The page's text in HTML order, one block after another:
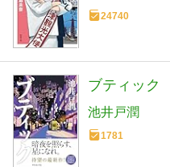
24740
ブティック
池井戸潤
1781